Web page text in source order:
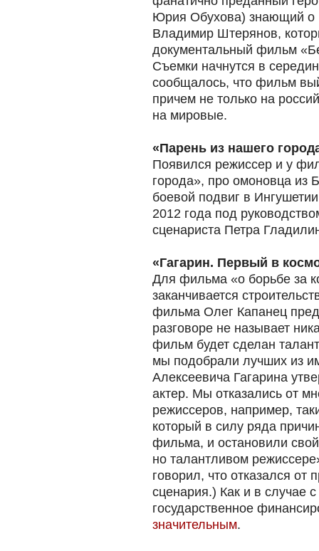
Юрия Обухова) знающий о
Владимир Штерянов,
документальный фильм
Съемки начнутся в
сообщалось, что фильм
причем не только на
на мировые.
«Парень из нашего
Появился режиссер и у
города», про омоновца из
боевой подвиг в
2012 года под
сценариста Петра
«Гагарин. Первый в
Для фильма «о борьбе
заканчивается
фильма Олег Капанец
разговоре не называет
фильм будет сделан
мы подобрали лучших из
Алексеевича Гагарина
актер. Мы отказались от
режиссеров, например,
который в силу ряда
фильма, и остановили
но талантливом
говорил, что отказался от
сценария.) Как и в случае
государственное
значительным.